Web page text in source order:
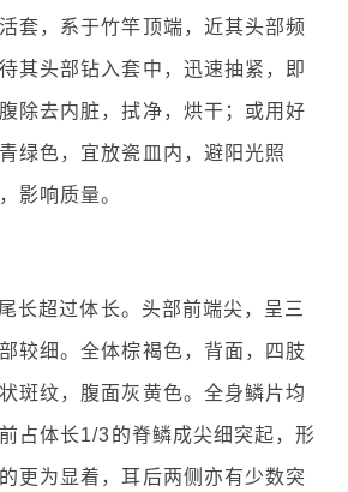
套，系于竹竿顶端，近其头部频
其头部钻入套中，迅速抽紧，即
除去内脏，拭净，烘干；或用好
绿色，宜放瓷皿内，避阳光照
影响质量。
长超过体长。头部前端尖，呈三
较细。全体棕褐色，背面，四肢
斑纹，腹面灰黄色。全身鳞片均
占体长1/3的脊鳞成尖细突起，形
更为显着，耳后两侧亦有少数突